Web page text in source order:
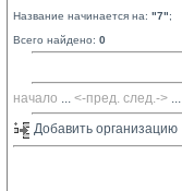
Название начинается на: "7";
Всего найдено: 0
начало ... <-пред. след.-> ...
Добавить организацию